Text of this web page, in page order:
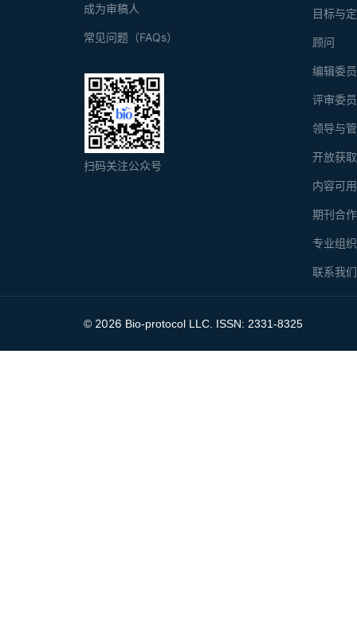
目标与
顾问
编辑委
评审委
领导与
开放获
内容可
期刊合
专业组
联系我们
成为审稿人
常见问题（FAQs）
扫码关注公众号
© 2026 Bio-protocol LLC. ISSN: 2331-8325